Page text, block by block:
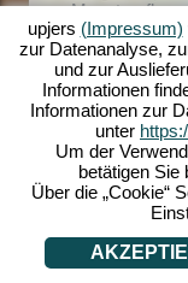
upjers (Impressum)
zur Datenanalyse,
und zur
Informationen
Informationen zur
unter
Um der
betätigen Sie
Über die „Cookie“